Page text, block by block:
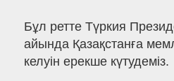
Бұл ретте Түркия
айында Қазақстанға
келуін ерекше күтудеміз.